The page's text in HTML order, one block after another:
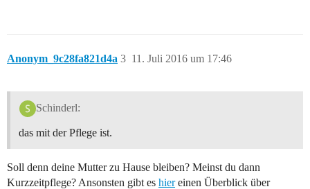
Anonym_9c28fa821d4a 11. Juli 2016 um 17:46
3
Schinderl:
das mit der Pflege ist.
Soll denn deine Mutter zu Hause bleiben? Meinst du dann
Kurzzeitpflege? Ansonsten gibt es hiereinen Überblick über